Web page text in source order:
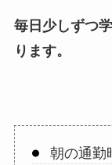
毎日少しずつ
ります。
朝の通勤